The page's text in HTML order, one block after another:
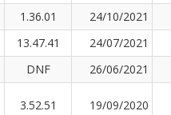
1.36.01 24/10/2021
13.47.41 24/07/2021
DNF 26/06/2021
3.52.51 19/09/2020